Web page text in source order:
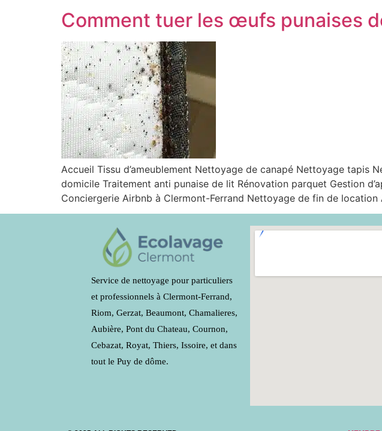
Comment tuer les œufs punaises
Accueil Tissu d’ameublement Nettoyage de canapé Nettoyage
domicile Traitement anti punaise de lit Rénovation parquet Gestion
Conciergerie Airbnb à Clermont-Ferrand Nettoyage de fin de
Service de nettoyage pour particuliers
et professionnels à Clermont-Ferrand,
Riom, Gerzat, Beaumont, Chamalieres,
Aubière, Pont du Chateau, Cournon,
Cebazat, Royat, Thiers, Issoire, et dans
tout le Puy de dôme.